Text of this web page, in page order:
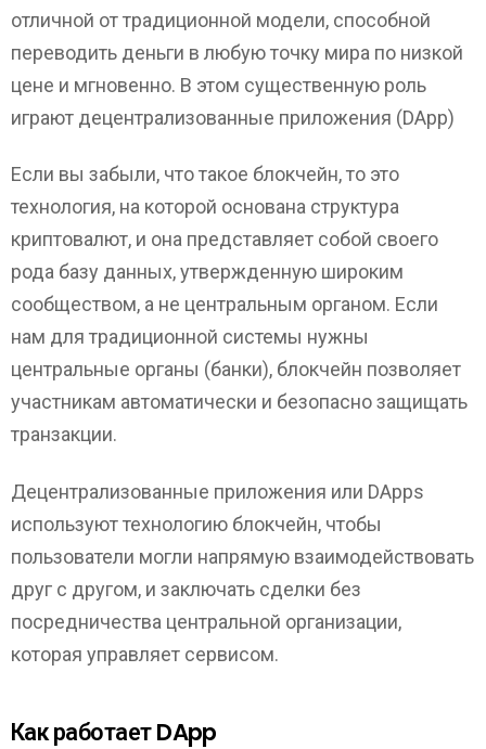
отличной от традиционной модели, способной
переводить деньги в любую точку мира по низкой
цене и мгновенно. В этом существенную роль
играют децентрализованные приложения (DApp)
Если вы забыли, что такое блокчейн, то это
технология, на которой основана структура
криптовалют, и она представляет собой своего
рода базу данных, утвержденную широким
сообществом, а не центральным органом. Если
нам для традиционной системы нужны
центральные органы (банки), блокчейн позволяет
участникам автоматически и безопасно защищать
транзакции.
Децентрализованные приложения или DApps
используют технологию блокчейн, чтобы
пользователи могли напрямую взаимодействовать
друг с другом, и заключать сделки без
посредничества центральной организации,
которая управляет сервисом.
Как работает DApp